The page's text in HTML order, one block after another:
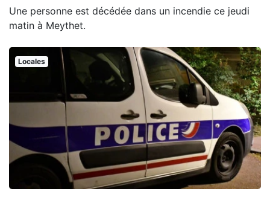
Une personne est décédée dans un incendie ce jeudi
matin à Meythet.
Locales